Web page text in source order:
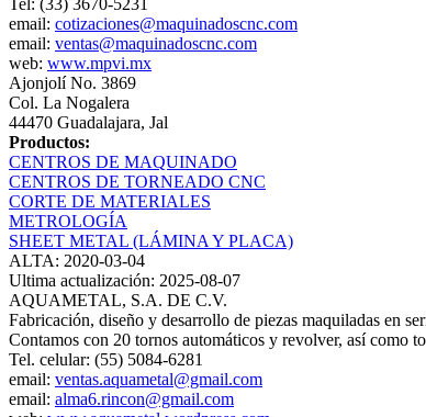
email: cotizaciones@maquinadoscnc.com
email: ventas@maquinadoscnc.com
web: www.mpvi.mx
Ajonjolí No. 3869
Col. La Nogalera
44470 Guadalajara, Jal
Productos:
CENTROS DE MAQUINADO
CENTROS DE TORNEADO CNC
CORTE DE MATERIALES
METROLOGÍA
SHEET METAL (LÁMINA Y PLACA)
ALTA: 2020-03-04
Ultima actualización: 2025-08-07
AQUAMETAL, S.A. DE C.V.
Fabricación, diseño y desarrollo de piezas maquiladas en
Contamos con 20 tornos automáticos y revolver, así como
Tel. celular: (55) 5084-6281
email: ventas.aquametal@gmail.com
email: alma6.rincon@gmail.com